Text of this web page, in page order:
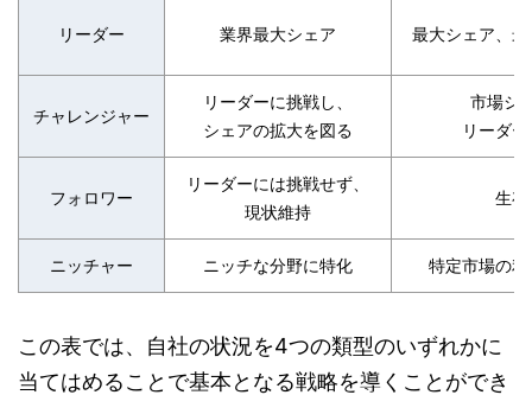
リーダー 業界最大シェア 最大シェア、
チャレンジャー
リーダーに挑戦し、
シェアの拡大を図る
市場シ
リーダ
フォロワー
リーダーには挑戦せず、
現状維持
生存
ニッチャー ニッチな分野に特化 特定市場の
この表では、自社の状況を4つの類型のいずれかに
当てはめることで基本となる戦略を導くことができ